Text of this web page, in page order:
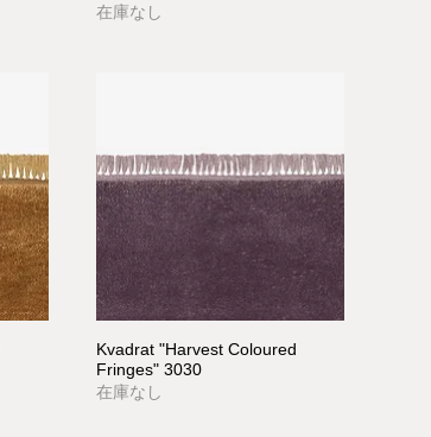
在庫なし
Kvadrat "Harvest Coloured
Fringes" 3030
在庫なし